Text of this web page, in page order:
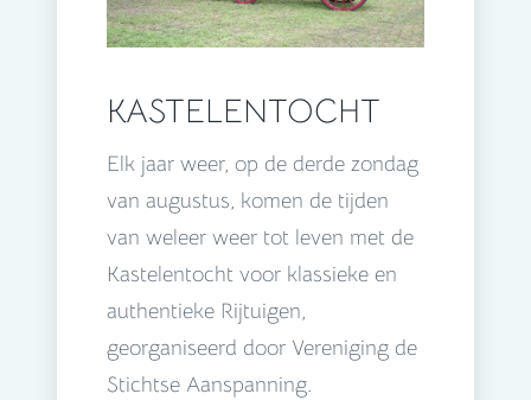
KASTELENTOCHT
Elk jaar weer, op de derde zondag
van augustus, komen de tijden
van weleer weer tot leven met de
Kastelentocht voor klassieke en
authentieke Rijtuigen,
georganiseerd door Vereniging de
Stichtse Aanspanning.